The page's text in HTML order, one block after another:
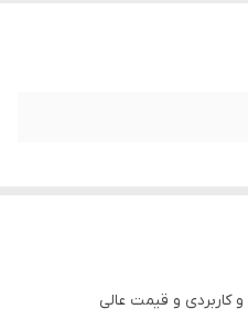
کاربردی و قیمت عالی